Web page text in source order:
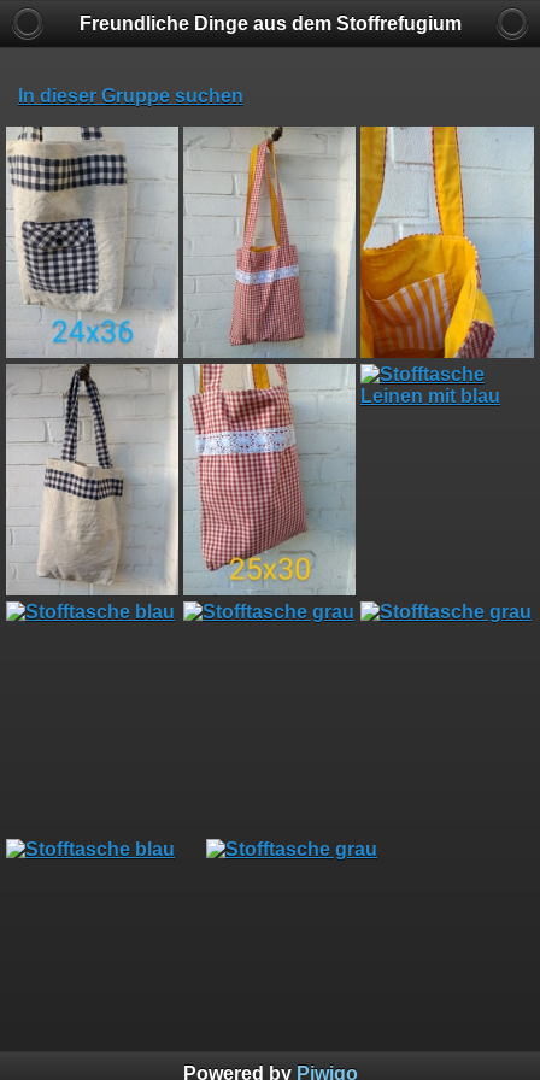
Freundliche Dinge aus dem Stoffrefugium
In dieser Gruppe suchen
Powered by Piwigo